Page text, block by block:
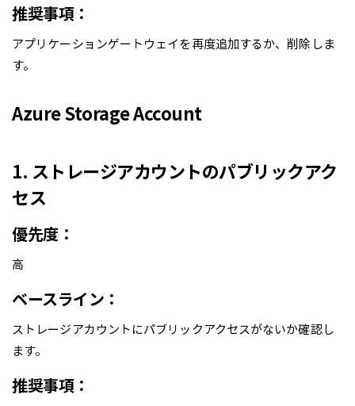
推奨事項：
アプリケーションゲートウェイを再度追加するか、削除しま
す。
Azure Storage Account
1. ストレージアカウントのパブリックアク
セス
優先度：
高
ベースライン：
ストレージアカウントにパブリックアクセスがないか確認し
ます。
推奨事項：